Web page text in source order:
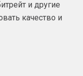
и другие
качество и